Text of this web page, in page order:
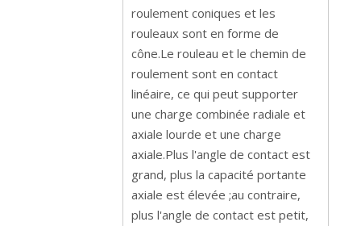
roulement coniques et les
rouleaux sont en forme de
cône.Le rouleau et le chemin de
roulement sont en contact
linéaire, ce qui peut supporter
une charge combinée radiale et
axiale lourde et une charge
axiale.Plus l'angle de contact est
grand, plus la capacité portante
axiale est élevée ;au contraire,
plus l'angle de contact est petit,